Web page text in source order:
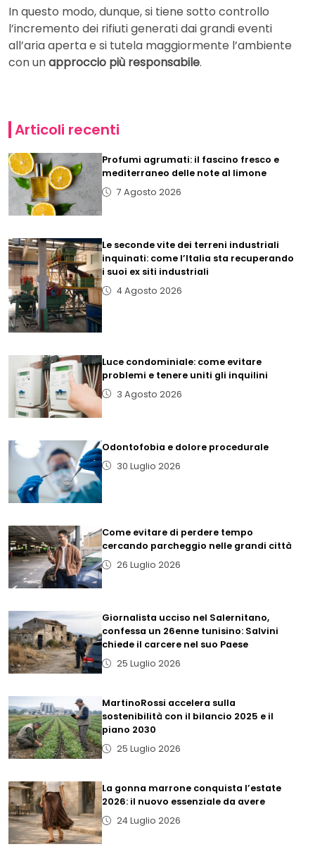
In questo modo, dunque, si tiene sotto controllo
l’incremento dei rifiuti generati dai grandi eventi
all’aria aperta e si tutela maggiormente l’ambiente
con unapproccio più responsabile.
Articoli recenti
Profumi agrumati: il fascino fresco e
mediterraneo delle note al limone
7 Agosto 2026
Le seconde vite dei terreni industriali
inquinati: come l’Italia sta recuperando
i suoi ex siti industriali
4 Agosto 2026
Luce condominiale: come evitare
problemi e tenere uniti gli inquilini
3 Agosto 2026
Odontofobia e dolore procedurale
30 Luglio 2026
Come evitare di perdere tempo
cercando parcheggio nelle grandi città
26 Luglio 2026
Giornalista ucciso nel Salernitano,
confessa un 26enne tunisino: Salvini
chiede il carcere nel suo Paese
25 Luglio 2026
MartinoRossi accelera sulla
sostenibilità con il bilancio 2025 e il
piano 2030
25 Luglio 2026
La gonna marrone conquista l’estate
2026: il nuovo essenziale da avere
24 Luglio 2026